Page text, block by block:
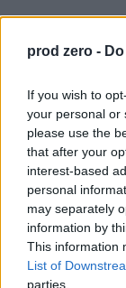
prod zero -
If you wish to
your personal or
please use the
that after your
interest-based
personal
may separately
information by
This information
List of
parties.